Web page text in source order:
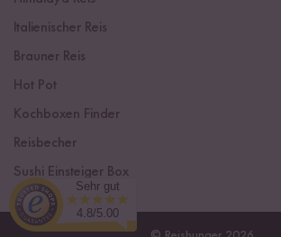
Italienischer Reis
Brauner Reis
Hot Pot
Kochboxen Finder
Reisbecher
Sushi Einsteiger Box
Sehr gut
4.8/5.00